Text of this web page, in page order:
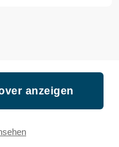
anzeigen